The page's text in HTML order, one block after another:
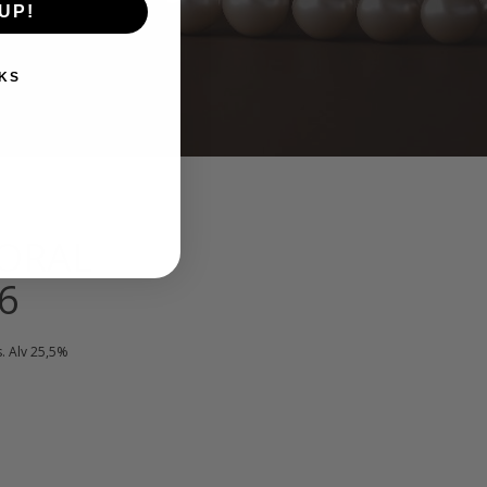
Alv 25,5%